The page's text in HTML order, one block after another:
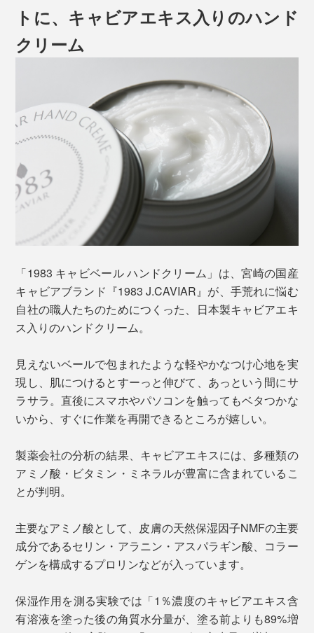
トに、キャビアエキス入りのハンド
クリーム
「1983 キャビベール ハンドクリーム」は、宮崎の国産
キャビアブランド『1983 J.CAVIAR』が、手荒れに悩む
自社の職人たちのためにつくった、日本製キャビアエキ
ス入りのハンドクリーム。
見えないベールで包まれたような軽やかなつけ心地を実
現し、肌につけるとすーっと伸びて、あっという間にサ
ラサラ。直後にスマホやパソコンを触ってもベタつかな
いから、すぐに作業を再開できるところが嬉しい。
製薬会社の分析の結果、キャビアエキスには、多種類の
アミノ酸・ビタミン・ミネラルが豊富に含まれているこ
とが判明。
主要なアミノ酸として、皮膚の天然保湿因子NMFの主要
成分であるセリン・アラニン・アスパラギン酸、コラー
ゲンを構成するプロリンなどが入っています。
保湿作用を測る実験では「1％濃度のキャビアエキス含
有溶液を塗った後の角質水分量が、塗る前よりも89%増